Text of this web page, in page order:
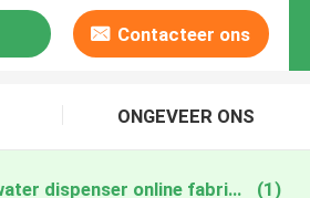
Contacteer ons
ONGEVEER ONS
2 5l auto dog water dispenser online fabricage (1)